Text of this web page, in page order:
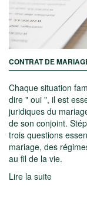
CONTRAT DE
Chaque situation
dire " oui ", il est
juridiques du
de son conjoint.
trois questions
mariage, des
au fil de la vie.
Lire la suite